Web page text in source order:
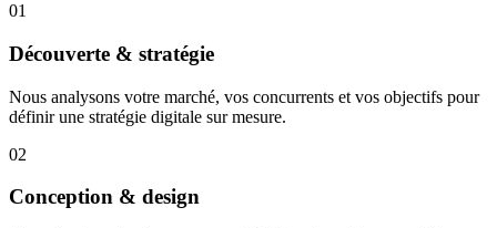
01
Découverte & stratégie
Nous analysons votre marché, vos concurrents et vos objectifs pour
définir une stratégie digitale sur mesure.
02
Conception & design